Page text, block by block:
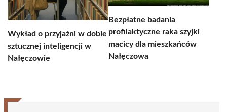
Wykład o przyjaźni w dobie
sztucznej inteligencji w
Nałęczowie
Bezpłatne badania
profilaktyczne raka szyjki
macicy dla mieszkańców
Nałęczowa